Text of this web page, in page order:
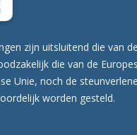
zijn uitsluitend die van
die van de
Unie, noch de
worden gesteld.